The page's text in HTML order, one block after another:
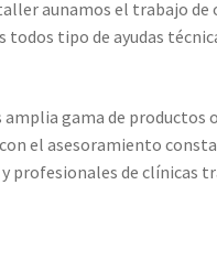
aunamos el trabajo
tipo de ayudas
amplia gama de
el asesoramiento
profesionales de clínicas